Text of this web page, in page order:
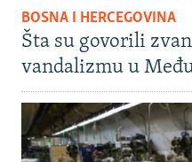
BOSNA I HERCEGOVINA
Šta su govorili
vandalizmu u